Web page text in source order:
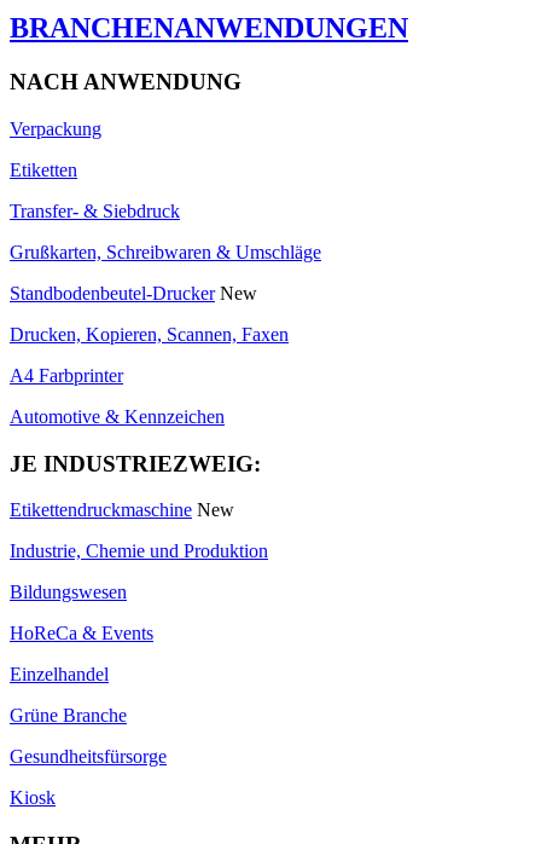
BRANCHENANWENDUNGEN
NACH ANWENDUNG
Verpackung
Etiketten
Transfer- & Siebdruck
Grußkarten, Schreibwaren & Umschläge
Standbodenbeutel-Drucker New
Drucken, Kopieren, Scannen, Faxen
A4 Farbprinter
Automotive & Kennzeichen
JE INDUSTRIEZWEIG:
Etikettendruckmaschine New
Industrie, Chemie und Produktion
Bildungswesen
HoReCa & Events
Einzelhandel
Grüne Branche
Gesundheitsfürsorge
Kiosk